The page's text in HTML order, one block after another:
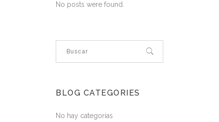
No posts were found.
BLOG CATEGORIES
No hay categorías